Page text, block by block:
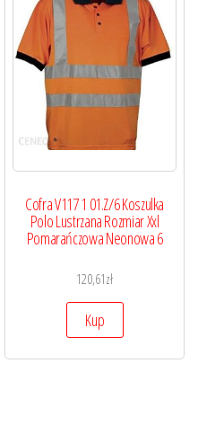
Cofra V117 1 01.Z/6 Koszulka
Polo Lustrzana Rozmiar Xxl
Pomarańczowa Neonowa 6
120,61zł
Kup